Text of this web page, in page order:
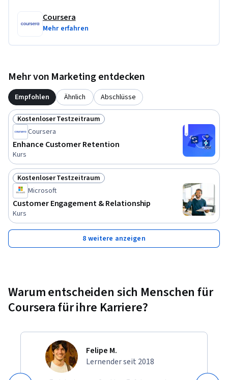
Coursera
Mehr erfahren
Mehr von Marketing entdecken
Empfohlen Ähnlich Abschlüsse
Status: Kostenloser Testzeitraum
Kostenloser Testzeitraum
Coursera
Enhance Customer Retention
Kurs
Status: Kostenloser Testzeitraum
Kostenloser Testzeitraum
Microsoft
Customer Engagement & Relationship
Kurs
8 weitere anzeigen
Warum entscheiden sich Menschen für
Coursera für ihre Karriere?
Felipe M.
Lernender seit 2018